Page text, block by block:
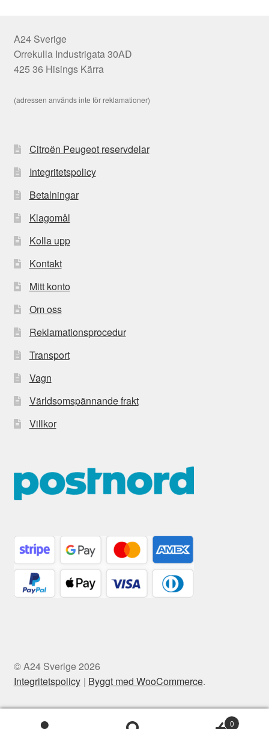
A24 Sverige
Orrekulla Industrigata 30AD
425 36 Hisings Kärra
(adressen används inte för reklamationer)
Citroën Peugeot reservdelar
Integritetspolicy
Betalningar
Klagomål
Kolla upp
Kontakt
Mitt konto
Om oss
Reklamationsprocedur
Transport
Vagn
Världsomspännande frakt
Villkor
© A24 Sverige 2026
Integritetspolicy
Byggt med WooCommerce.
0